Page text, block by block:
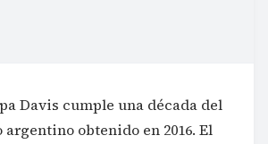
Davis cumple una década del
obtenido en 2016. El